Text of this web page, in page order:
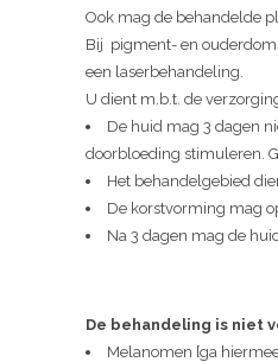
Ook mag de behandelde
Bij pigment- en
een laserbehandeling.
U dient m.b.t. de
De huid mag 3 dagen
doorbloeding stimuleren.
Het behandelgebied
De korstvorming mag
Na 3 dagen mag de
De behandeling is niet
Melanomen [ga